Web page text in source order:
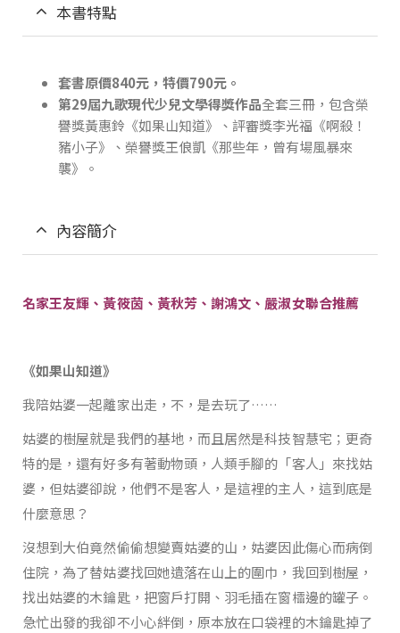
本書特點
套書原價840元，特價790元。
第29屆九歌現代少兒文學得獎作品全套三冊，包含榮
譽獎黃惠鈴《如果山知道》、評審獎李光福《啊殺！
豬小子》、榮譽獎王俍凱《那些年，曾有場風暴來
襲》。
內容簡介
名家王友輝、黃筱茵、黃秋芳、謝鴻文、嚴淑女聯合推薦
《如果山知道》
我陪姑婆一起離家出走，不，是去玩了……
姑婆的樹屋就是我們的基地，而且居然是科技智慧宅；更奇
特的是，還有好多有著動物頭，人類手腳的「客人」來找姑
婆，但姑婆卻說，他們不是客人，是這裡的主人，這到底是
什麼意思？
沒想到大伯竟然偷偷想變賣姑婆的山，姑婆因此傷心而病倒
住院，為了替姑婆找回她遺落在山上的圍巾，我回到樹屋，
找出姑婆的木鑰匙，把窗戶打開、羽毛插在窗櫺邊的罐子。
急忙出發的我卻不小心絆倒，原本放在口袋裡的木鑰匙掉了